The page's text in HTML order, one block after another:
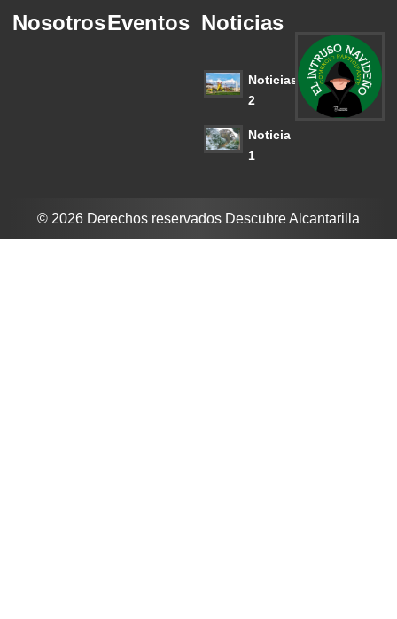
NosotrosEventos Noticias
Noticias
2
Noticia
1
© 2026 Derechos reservados Descubre Alcantarilla